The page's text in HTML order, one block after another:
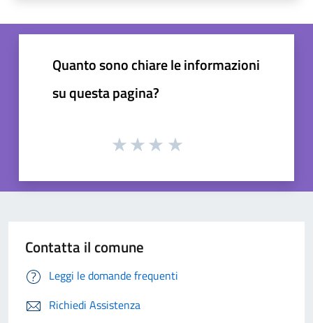
Quanto sono chiare le informazioni
su questa pagina?
Contatta il comune
Leggi le domande frequenti
Richiedi Assistenza